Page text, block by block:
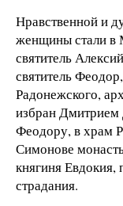
Нравственной и
женщины стали в
святитель
святитель
Радонежского,
избран Дмитрием
Феодору, в храм
Симонове
княгиня Евдокия,
страдания.